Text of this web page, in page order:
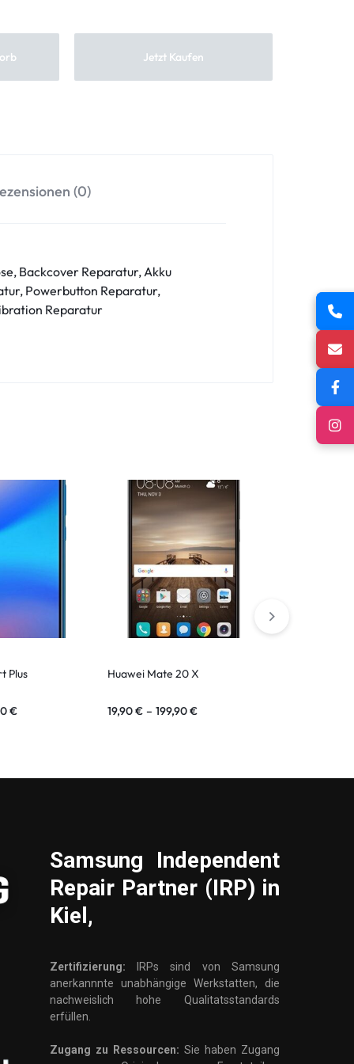
Jetzt Kaufen
(0)
Backcover Reparatur, Akku
Powerbutton Reparatur,
Reparatur
Plus
€
Huawei Mate 20 X
19,90€ – 199,90€
Samsung Independent
Repair Partner (IRP) in
Kiel,
Zertifizierung: IRPs sind von Samsung
anerkannnte unabhängige Werkstatten, die
nachweislich hohe Qualitatsstandards
erfüllen.
Zugang zu Ressourcen: Sie haben Zugang